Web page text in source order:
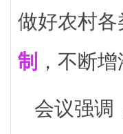
做好农村各
制 ，不断
会议强调